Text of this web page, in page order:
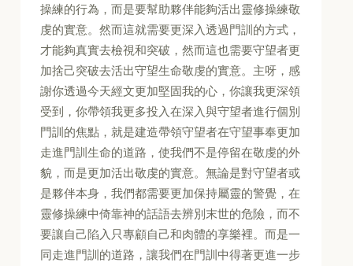
操練的行為，而是要幫助夥伴能夠活出靈修操練敬
虔的實意。然而這就需要更深入透過門訓的方式，
才能夠真實去檢視和突破，然而這也需要守望者更
加捨己突破去活出守望生命敬虔的實意。主呀，感
謝你透過今天經文更加堅固我的心，你讓我更深領
受到，你帶領我更多投入在深入與守望者進行個別
門訓的焦點，就是建造帶領守望者在守望事奉更加
走進門訓生命的道路，使我們不是停留在敬虔的外
貌，而是更加活出敬虔的實意。無論是對守望者或
是夥伴本身，我們都需要更加保持屬靈的警覺，在
靈修操練中倚靠神的話語去辨別末世的危險，而不
要讓自己陷入只專顧自己和肉體的享樂裡。而是一
同走進門訓的道路，讓我們在門訓中得著更進一步